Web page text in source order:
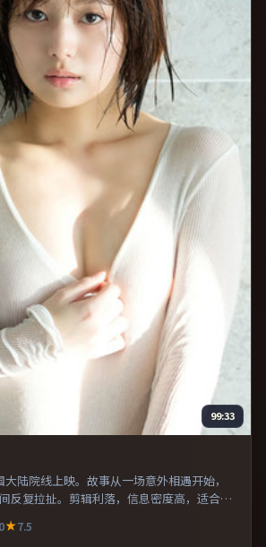
99:33
陆院线上映。故事从一场意外相遇开始，
反复拉扯。剪辑利落，信息密度高，适合喜
既有类型片爽感，也保留作者表达，口碑潜
7.5